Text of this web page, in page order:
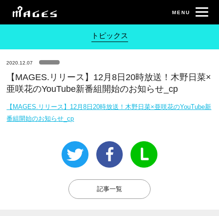
トピックス
2020.12.07
【MAGES.リリース】12月8日20時放送！木野日菜×
亜咲花のYouTube新番組開始のお知らせ_cp
【MAGES.リリース】12月8日20時放送！木野日菜×亜咲花のYouTube新
番組開始のお知らせ_cp
記事一覧